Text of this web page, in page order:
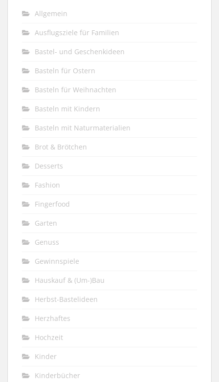
Allgemein
Ausflugsziele für Familien
Bastel- und Geschenkideen
Basteln für Ostern
Basteln für Weihnachten
Basteln mit Kindern
Basteln mit Naturmaterialien
Brot & Brötchen
Desserts
Fashion
Fingerfood
Garten
Genuss
Gewinnspiele
Hauskauf & (Um-)Bau
Herbst-Bastelideen
Herzhaftes
Hochzeit
Kinder
Kinderbücher